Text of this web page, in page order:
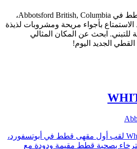
اكتشف أفضل مقاهي القطط في Abbotsford British, Columbia،
بأجواء مريحة ومشروبات لذيذة
ابحث عن المكان المثالي
الجديد اليوم!
يحمل مقهى White Cats Cafe لقب أول مقهى قطط في أبوتسفورد،
بصحبة قطط مقيمة ودودة مع